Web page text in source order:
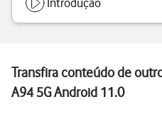
Introdução
Transfira conteúdo de
A94 5G Android 11.0